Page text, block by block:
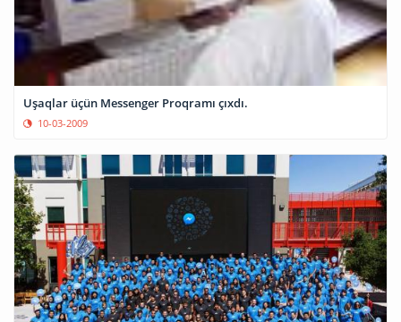
Uşaqlar üçün Messenger Proqramı çıxdı.
10-03-2009